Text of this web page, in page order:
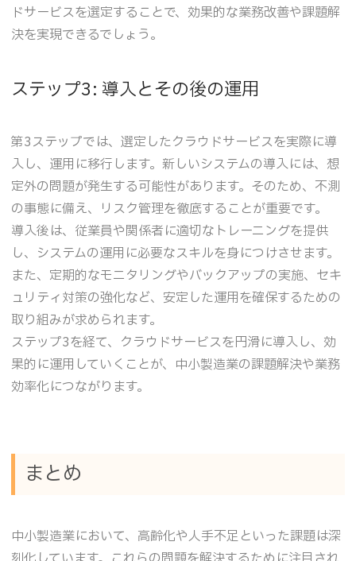
ドサービスを選定することで、効果的な業務改善や課題解
決を実現できるでしょう。
ステップ3: 導入とその後の運用
第3ステップでは、選定したクラウドサービスを実際に導
入し、運用に移行します。新しいシステムの導入には、想
定外の問題が発生する可能性があります。そのため、不測
の事態に備え、リスク管理を徹底することが重要です。
導入後は、従業員や関係者に適切なトレーニングを提供
し、システムの運用に必要なスキルを身につけさせます。
また、定期的なモニタリングやバックアップの実施、セキ
ュリティ対策の強化など、安定した運用を確保するための
取り組みが求められます。
ステップ3を経て、クラウドサービスを円滑に導入し、効
果的に運用していくことが、中小製造業の課題解決や業務
効率化につながります。
まとめ
中小製造業において、高齢化や人手不足といった課題は深